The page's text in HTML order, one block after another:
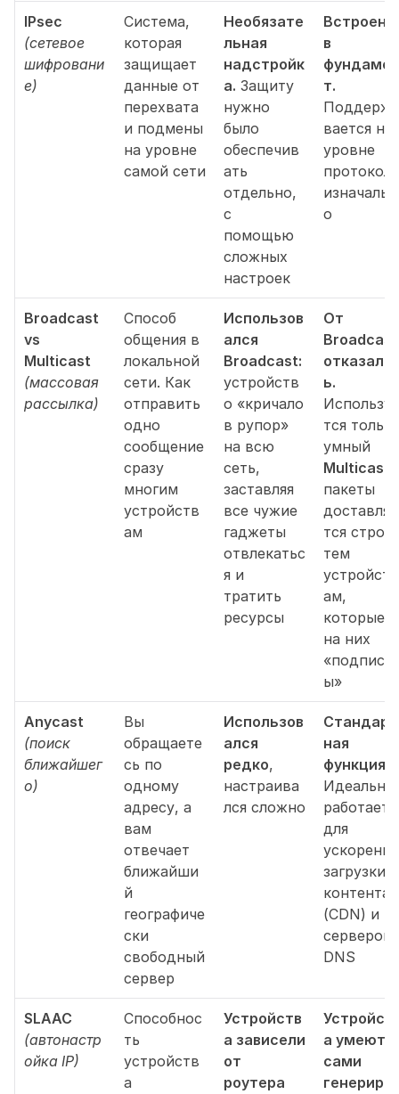
IPsec
(сетевое
шифровани
е)
Система,
которая
защищает
данные от
перехвата
и подмены
на уровне
самой сети
Необязате
льная
надстройк
а. Защиту
нужно
было
обеспечив
ать
отдельно,
с
помощью
сложных
настроек
Встроено
в
фундамен
т.
вается на
уровне
протокола
изначальн
о
Broadcast
vs
Multicast
(массовая
рассылка)
Способ
общения в
локальной
сети. Как
отправить
одно
сообщение
сразу
многим
устройств
ам
Использов
ался
Broadcast:
устройств
о «кричало
в рупор»
на всю
сеть,
заставляя
все чужие
гаджеты
отвлекатьс
я и
тратить
ресурсы
От
Broadcast
ь.
Используе
тся
Multicast
пакеты
тся строго
тем
устройств
ам,
которые
на них
ы»
Anycast
(поиск
ближайшег
о)
Вы
обращаете
сь по
одному
адресу, а
вам
отвечает
ближайши
й
географиче
ски
свободный
сервер
Использов
ался
редко,
настраива
лся сложно
Стандарт
ная
функция.
Идеально
работает
для
ускорения
загрузки
контента
(CDN) и
серверов
DNS
(автонастр
ойка IP)
Способнос
ть
устройств
а
Устройств
а зависели
от
роутера
а умеют
сами